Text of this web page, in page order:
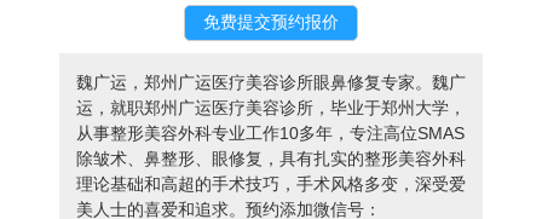
魏广运，郑州广运医疗美容诊所眼鼻修复专家。魏广
运，就职郑州广运医疗美容诊所，毕业于郑州大学，
从事整形美容外科专业工作10多年，专注高位SMAS
除皱术、鼻整形、眼修复，具有扎实的整形美容外科
理论基础和高超的手术技巧，手术风格多变，深受爱
美人士的喜爱和追求。预约添加微信号：